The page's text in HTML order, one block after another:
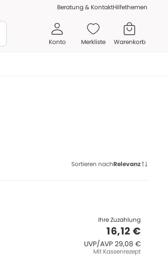
Beratung & KontaktHilfethemen
Konto Merkliste Warenkorb
Sortieren nachRelevanz
Ihre Zuzahlung
16,12 €
UVP/AVP UVP/AVP
29,08 €
Mit Kassenrezept